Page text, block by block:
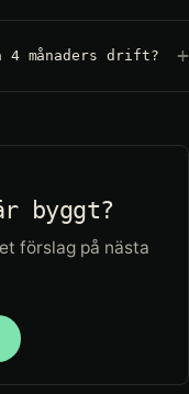
4 månaders drift?
byggt?
förslag på nästa